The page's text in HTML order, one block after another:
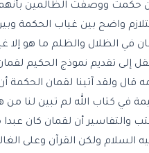
أن حكمت ووصفت الظالمين
واضح بين غياب الحكمة
في الظلال والظلم ما هو إلا
إلى تقديم نموذج الحكيم
قال ولقد آتينا لقمان الحكمة
في كتاب الله لم تبين لنا
والتفاسير أن لقمان كان
السلام ولكن القرآن وعلى